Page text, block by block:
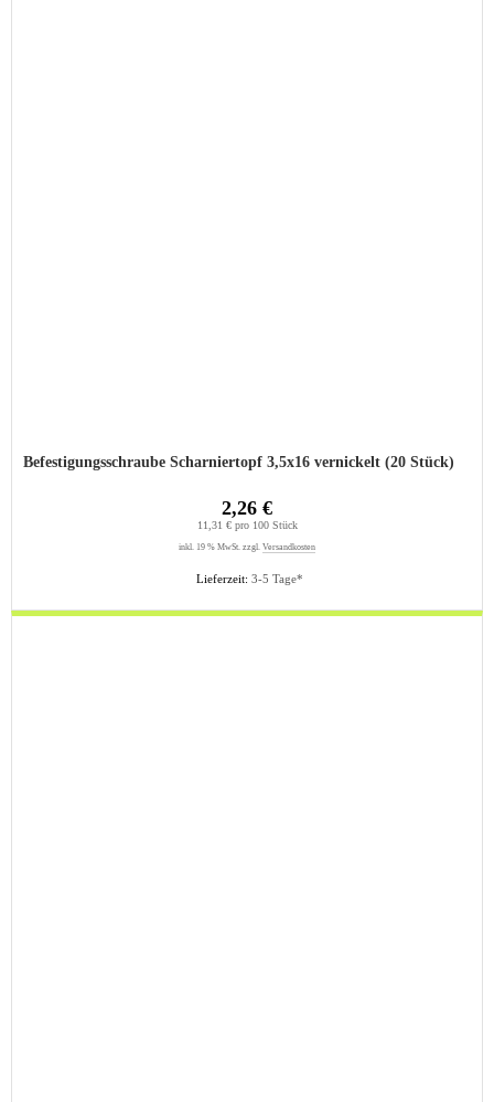
Befestigungsschraube Scharniertopf 3,5x16 vernickelt (20 Stück)
Lieferzeit: 3-5 Tage*
2,26 €
11,31 € pro 100 Stück
inkl. 19 % MwSt. zzgl. Versandkosten